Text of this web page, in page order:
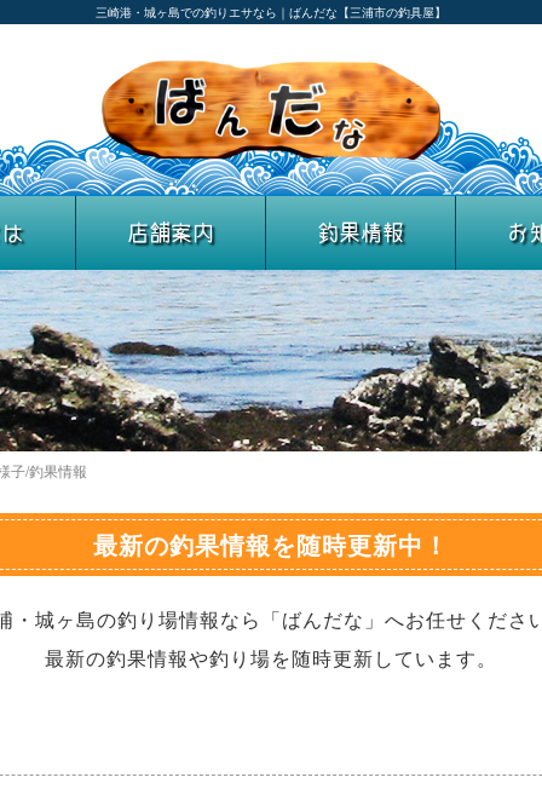
三崎港・城ヶ島での釣りエサなら｜ばんだな【三浦市の釣具屋】
店舗案内 釣果情報 お
子/釣果情報
最新の釣果情報を随時更新中！
・城ヶ島の釣り場情報なら「ばんだな」へお任せくださ
最新の釣果情報や釣り場を随時更新しています。